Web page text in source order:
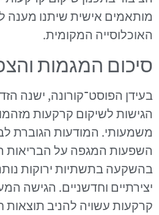
מותאמים אישית שיתנו מענה
האוכלוסייה המקומית.
סיכום המגמות
בעידן הפוסט־קורונה, ישנה
הגישות לשיקום קרקעות
משמעותי. המודעות הגוברת
השפעות המגפה על הבריאות
בהשקעה בתשתיות ירוקות
יצירתיים וחדשניים. הגישה
קרקעות עשויה להניב תוצאות